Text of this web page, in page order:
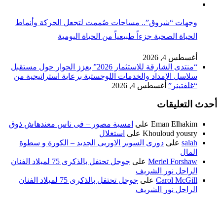
وجهات “شروق”.. مساحات صُممت لتجعل الحركة وأنماط
الحياة الصحية جزءاً طبيعياً من الحياة اليومية
أغسطس 4, 2026
“منتدى الشارقة للاستثمار 2026” يعزز الحوار حول مستقبل
سلاسل الإمداد والخدمات اللوجستية برعاية استراتيجية من
“غلفتينر” أغسطس 4, 2026
أحدث التعليقات
Eman Elhakim على امسية مصور – فى ناس معندهاش ذوق
Khouloud yousry على استغلال
salah على دورى السوبر الاوربى الجديد – الكورة و سطوة
المال
Meriel Forshaw على
جوجل تحتفل بالذكرى 75 لميلاد الفنان
الراحل نور الشريف
Carol McGill على
جوجل تحتفل بالذكرى 75 لميلاد الفنان
الراحل نور الشريف